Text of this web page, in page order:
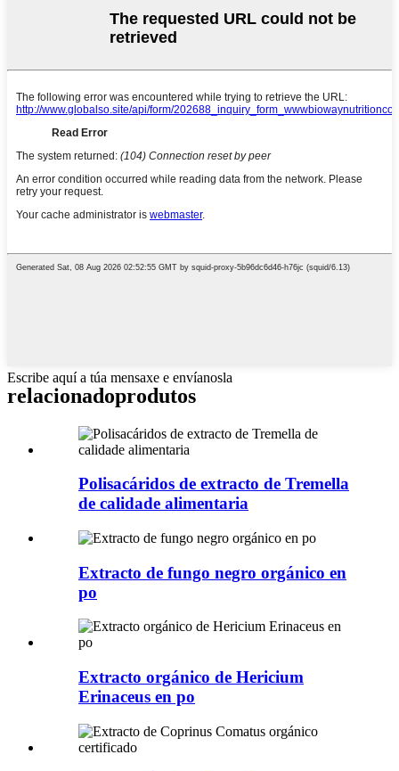
Escribe aquí a túa mensaxe e envíanosla
relacionadoprodutos
Polisacáridos de extracto de Tremella
de calidade alimentaria
Extracto de fungo negro orgánico en
po
Extracto orgánico de Hericium
Erinaceus en po